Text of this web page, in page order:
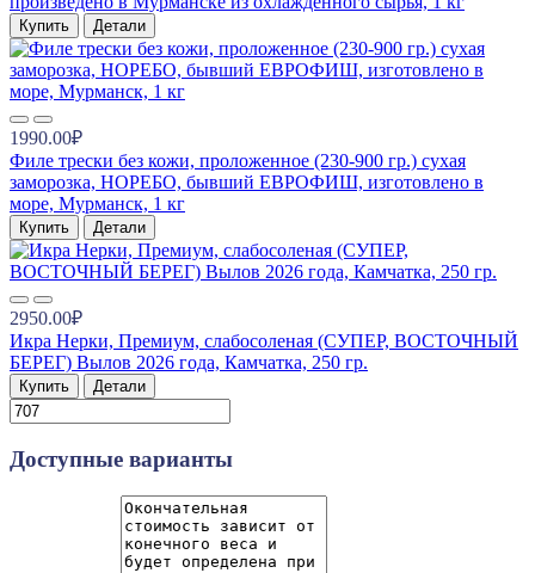
Купить Детали
1990.00₽
Филе трески без кожи, проложенное (230-900 гр.) сухая
заморозка, НОРЕБО, бывший ЕВРОФИШ, изготовлено в
море, Мурманск, 1 кг
Купить Детали
2950.00₽
Икра Нерки, Премиум, слабосоленая (СУПЕР, ВОСТОЧНЫЙ
БЕРЕГ) Вылов 2026 года, Камчатка, 250 гр.
Купить Детали
Доступные варианты